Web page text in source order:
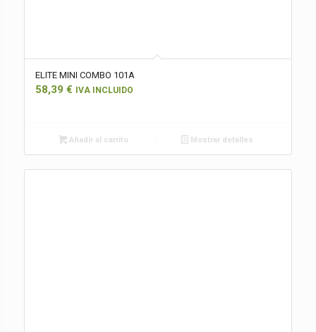
ELITE MINI COMBO 101A
58,39 € IVA INCLUIDO
Añadir al carrito Mostrar detalles